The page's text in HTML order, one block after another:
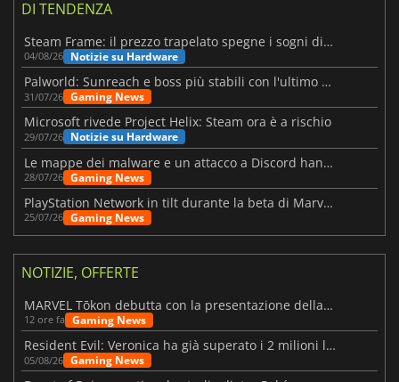
DI TENDENZA
Steam Frame: il prezzo trapelato spegne i sogni di un VR economico
04/08/26 Notizie su Hardware
Palworld: Sunreach e boss più stabili con l'ultimo update
31/07/26 Gaming News
Microsoft rivede Project Helix: Steam ora è a rischio
29/07/26 Notizie su Hardware
Le mappe dei malware e un attacco a Discord hanno colpito Meccha Chameleon
28/07/26 Gaming News
PlayStation Network in tilt durante la beta di Marvel Tōkon
25/07/26 Gaming News
NOTIZIE, OFFERTE
MARVEL Tōkon debutta con la presentazione della roadmap per il primo anno
12 ore fa Gaming News
Resident Evil: Veronica ha già superato i 2 milioni liste dei desideri
05/08/26 Gaming News